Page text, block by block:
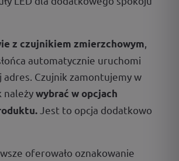
z czujnikiem zmierzchowym
automatycznie uruchomi
Czujnik zamontujemy w
należywybrać w opcjach
Jest to opcja dodatkowo
oferowało oznakowanie